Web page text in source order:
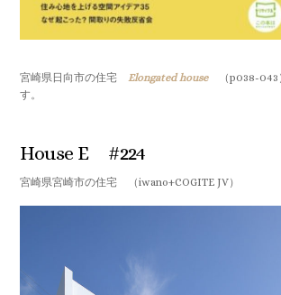
宮崎県日向市の住宅Elongated house（p038-043
す。
House E #224
宮崎県宮崎市の住宅 （iwano+COGITE JV）